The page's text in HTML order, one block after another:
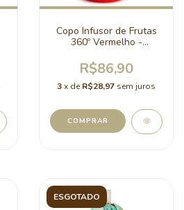
Copo Infusor de Frutas
360º Vermelho -
R$86,90
3x de R$28,97 sem juros
ESGOTADO